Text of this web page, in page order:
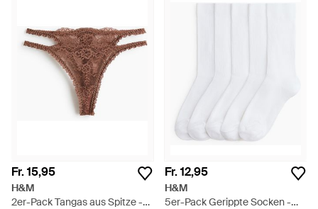
Fr. 15,95
H&M
2er-Pack Tangas aus Spitze -
Fr. 12,95
H&M
5er-Pack Gerippte Socken -